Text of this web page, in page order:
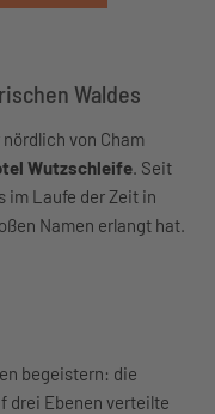
Waldes
von Cham
Wutzschleife. Seit
im Laufe der Zeit in
Namen erlangt hat.
begeistern: die
drei Ebenen verteilte